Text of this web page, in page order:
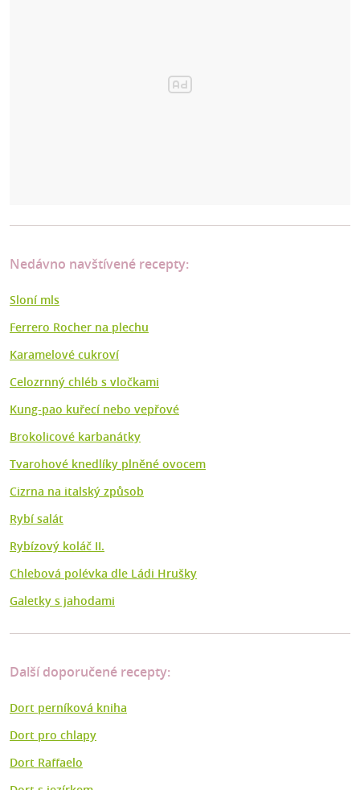
Nedávno navštívené recepty:
Sloní mls
Ferrero Rocher na plechu
Karamelové cukroví
Celozrnný chléb s vločkami
Kung-pao kuřecí nebo vepřové
Brokolicové karbanátky
Tvarohové knedlíky plněné ovocem
Cizrna na italský způsob
Rybí salát
Rybízový koláč II.
Chlebová polévka dle Ládi Hrušky
Galetky s jahodami
Další doporučené recepty:
Dort perníková kniha
Dort pro chlapy
Dort Raffaelo